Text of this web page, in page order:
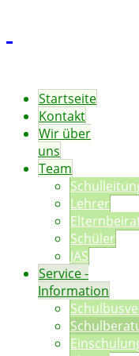
Startseite
Kontakt
Wir über
uns
Team
Lehrer
Schüler
JAS
Service -
Information